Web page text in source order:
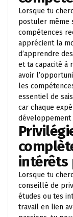
Lorsque tu
postuler même
compétences
apprécient la
d’apprendre
et ta capacité à
avoir
les
essentiel de
car chaque
intérêts
Lorsque tu
conseillé de
études ou tes
travail en lien